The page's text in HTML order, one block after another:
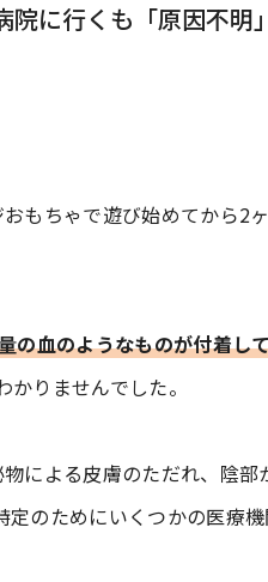
に行くも「原因不明」
もちゃで遊び始めてから2
の血のようなものが付着し
りませんでした。
による皮膚のただれ、陰部
のためにいくつかの医療